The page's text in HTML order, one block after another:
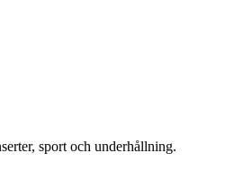
sport och underhållning.